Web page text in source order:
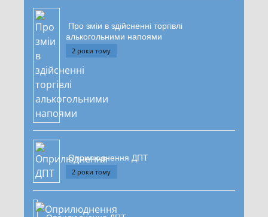
Про зміи в здійсненні торгівлі
алькогольними напоями
2 роки тому
Оприлюднення ДПТ
2 роки тому